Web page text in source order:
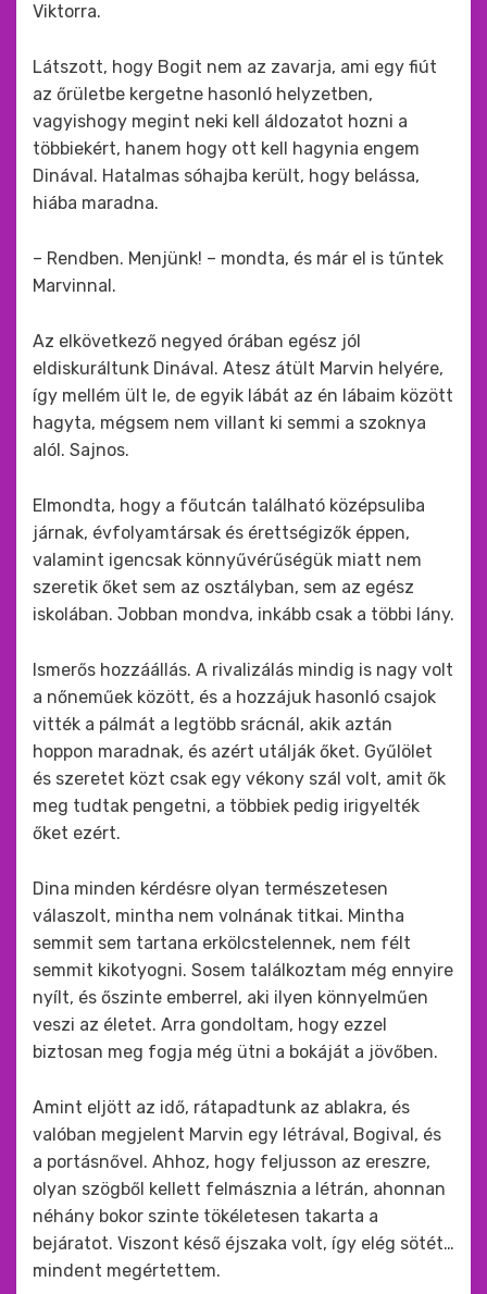
Viktorra.
Látszott, hogy Bogit nem az zavarja, ami egy fiút
az őrületbe kergetne hasonló helyzetben,
vagyishogy megint neki kell áldozatot hozni a
többiekért, hanem hogy ott kell hagynia engem
Dinával. Hatalmas sóhajba került, hogy belássa,
hiába maradna.
– Rendben. Menjünk! – mondta, és már el is tűntek
Marvinnal.
Az elkövetkező negyed órában egész jól
eldiskuráltunk Dinával. Atesz átült Marvin helyére,
így mellém ült le, de egyik lábát az én lábaim között
hagyta, mégsem nem villant ki semmi a szoknya
alól. Sajnos.
Elmondta, hogy a főutcán található középsuliba
járnak, évfolyamtársak és érettségizők éppen,
valamint igencsak könnyűvérűségük miatt nem
szeretik őket sem az osztályban, sem az egész
iskolában. Jobban mondva, inkább csak a többi lány.
Ismerős hozzáállás. A rivalizálás mindig is nagy volt
a nőneműek között, és a hozzájuk hasonló csajok
vitték a pálmát a legtöbb srácnál, akik aztán
hoppon maradnak, és azért utálják őket. Gyűlölet
és szeretet közt csak egy vékony szál volt, amit ők
meg tudtak pengetni, a többiek pedig irigyelték
őket ezért.
Dina minden kérdésre olyan természetesen
válaszolt, mintha nem volnának titkai. Mintha
semmit sem tartana erkölcstelennek, nem félt
semmit kikotyogni. Sosem találkoztam még ennyire
nyílt, és őszinte emberrel, aki ilyen könnyelműen
veszi az életet. Arra gondoltam, hogy ezzel
biztosan meg fogja még ütni a bokáját a jövőben.
Amint eljött az idő, rátapadtunk az ablakra, és
valóban megjelent Marvin egy létrával, Bogival, és
a portásnővel. Ahhoz, hogy feljusson az ereszre,
olyan szögből kellett felmásznia a létrán, ahonnan
néhány bokor szinte tökéletesen takarta a
bejáratot. Viszont késő éjszaka volt, így elég sötét…
mindent megértettem.